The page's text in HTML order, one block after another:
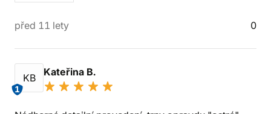
před 11 lety 0
KB
1
Kateřina B.